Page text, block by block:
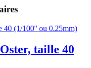
taille 40